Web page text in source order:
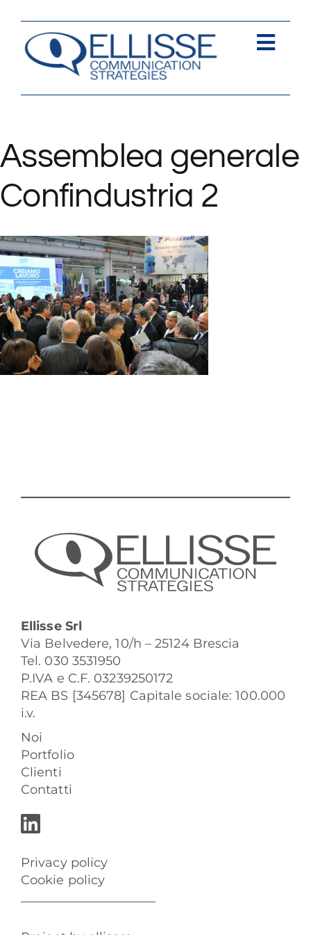
contenuto
Assemblea generale
Confindustria 2
Ellisse Srl
Via Belvedere, 10/h – 25124 Brescia
Tel. 030 3531950
P.IVA e C.F. 03239250172
REA BS [345678] Capitale sociale: 100.000
i.v.
Noi
Portfolio
Clienti
Contatti
Privacy policy
Cookie policy